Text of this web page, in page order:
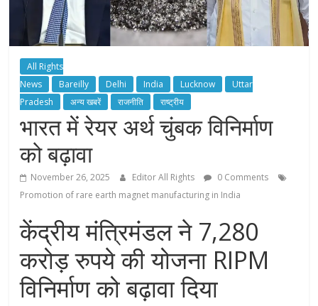
All Rights
News
Bareilly Delhi India Lucknow
Uttar
Pradesh
अन्य खबरें राजनीति राष्ट्रीय
भारत में रेयर अर्थ चुंबक विनिर्माण
को बढ़ावा
November 26, 2025 Editor All Rights
0 Comments
Promotion of rare earth magnet manufacturing in India
केंद्रीय मंत्रिमंडल ने 7,280
करोड़ रुपये की योजना RIPM
विनिर्माण को बढ़ावा दिया